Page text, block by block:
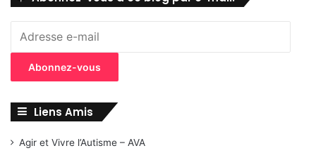
Abonnez-vous
Liens Amis
Agir et Vivre l’Autisme – AVA